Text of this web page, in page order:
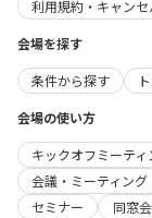
利用規約・キャン
会場を探す
条件から探す
会場の使い方
キックオフミーティ
会議・ミーティング
セミナー
同窓会